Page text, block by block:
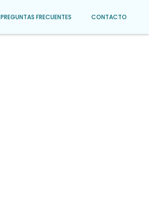
PREGUNTAS FRECUENTES CONTACTO